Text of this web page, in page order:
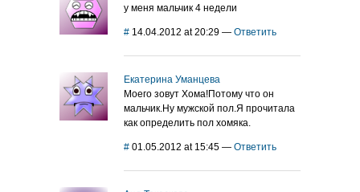
у меня мальчик 4 недели
# 14.04.2012 at 20:29 — Ответить
Екатерина Уманцева
Моего зовут Хома!Потому что он
мальчик.Ну мужской пол.Я прочитала
как определить пол хомяка.
# 01.05.2012 at 15:45 — Ответить